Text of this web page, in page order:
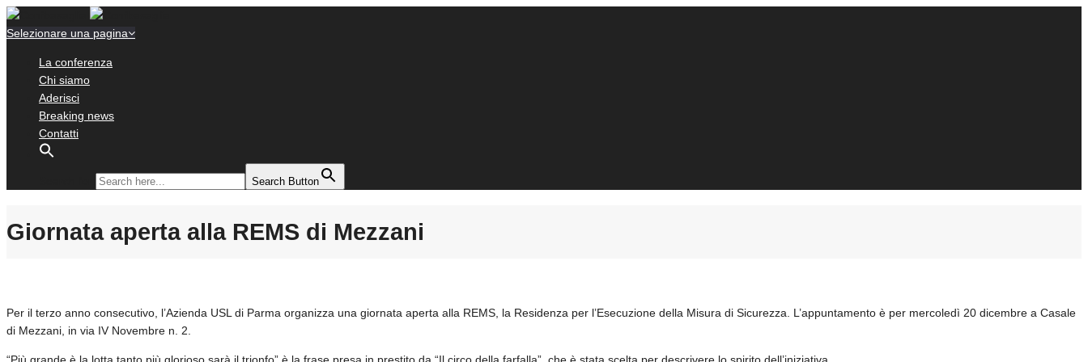
Selezionare una pagina
La conferenza
Chi siamo
Aderisci
Breaking news
Contatti
Search Button
Giornata aperta alla REMS di Mezzani
Per il terzo anno consecutivo, l’Azienda USL di Parma organizza una giornata aperta alla REMS, la Residenza per l’Esecuzione della Misura di Sicurezza. L’appuntamento è per mercoledì 20 dicembre a Casale
di Mezzani, in via IV Novembre n. 2.